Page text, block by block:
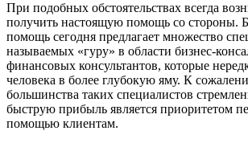
При подобных обстоятельствах всегда
получить настоящую помощь со стороны.
помощь сегодня предлагает множество
называемых «гуру» в области бизнес-
финансовых консультантов, которые
человека в более глубокую яму. К
большинства таких специалистов
быструю прибыль является приоритетом
помощью клиентам.